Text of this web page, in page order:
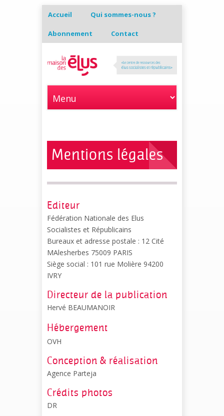
Accueil Qui sommes-nous ?
Abonnement Contact
Mentions légales
Editeur
Fédération Nationale des Elus
Socialistes et Républicains
Bureaux et adresse postale : 12 Cité
MAlesherbes 75009 PARIS
Siège social : 101 rue Molière 94200
IVRY
Directeur de la publication
Hervé BEAUMANOIR
Hébergement
OVH
Conception & réalisation
Agence Parteja
Crédits photos
DR